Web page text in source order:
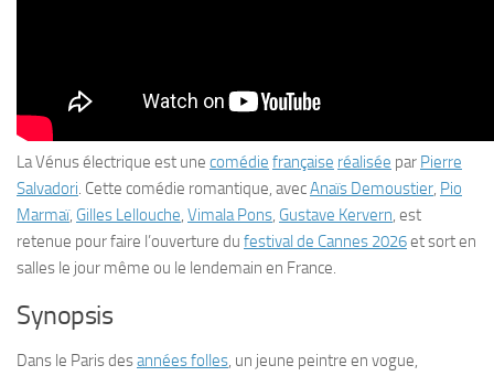
La Vénus électrique est une comédie française réalisée par Pierre
Salvadori. Cette comédie romantique, avecAnaïs Demoustier, Pio
Marmaï, Gilles Lellouche, Vimala Pons, Gustave Kervern, est
retenue pour faire l’ouverture du festival de Cannes 2026et sort en
salles le jour même ou le lendemain en France.
Synopsis
Dans le Paris desannées folles, un jeune peintre en vogue,